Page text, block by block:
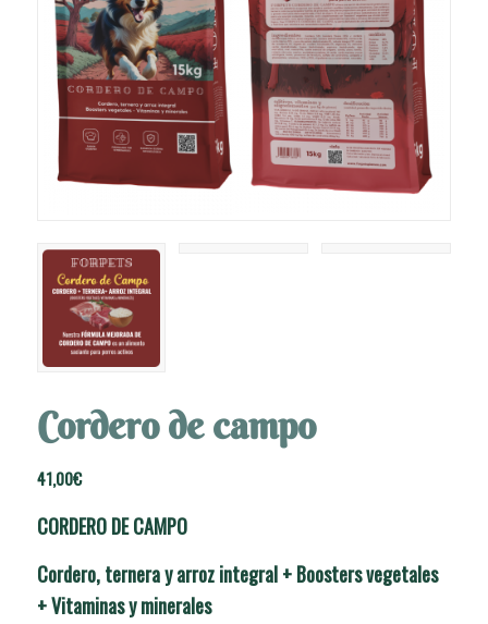
Cordero de campo
41,00€
CORDERO DE CAMPO
Cordero, ternera y arroz integral + Boosters vegetales
+ Vitaminas y minerales